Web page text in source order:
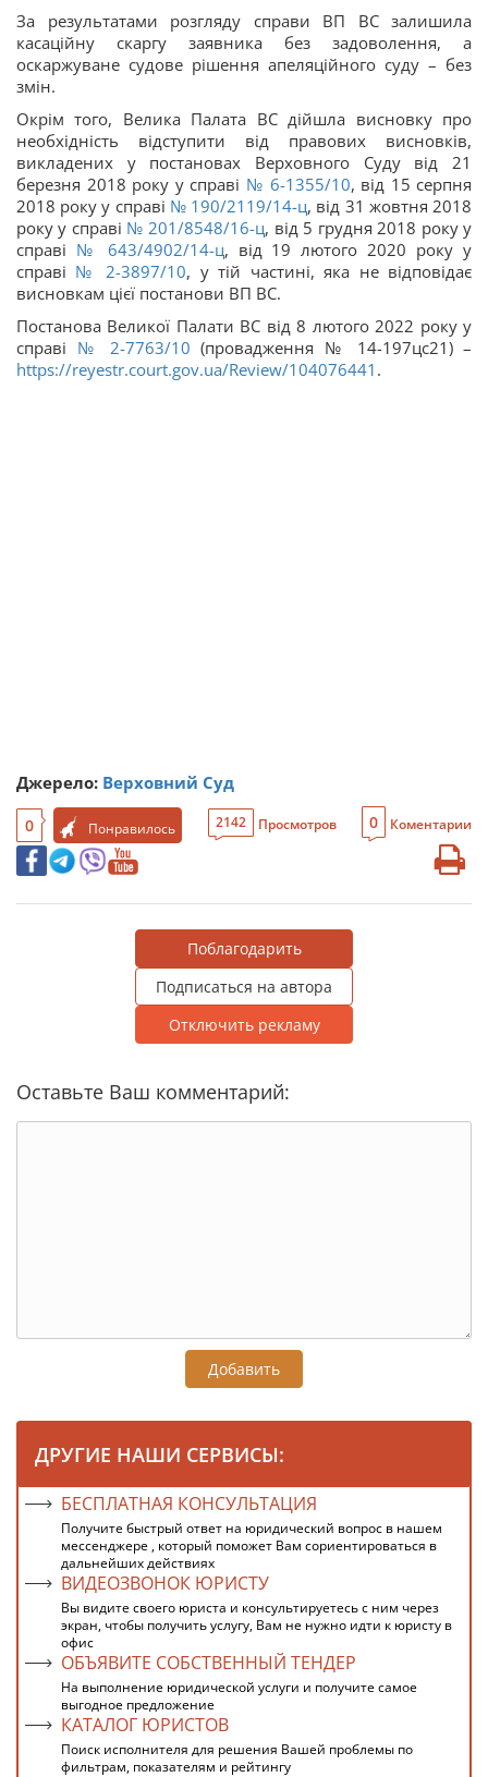
За результатами розгляду справи ВП ВС залишила
касаційну скаргу заявника без задоволення, а
оскаржуване судове рішення апеляційного суду – без
змін.
Окрім того, Велика Палата ВС дійшла висновку про
необхідність відступити від правових висновків,
викладених у постановах Верховного Суду від 21
березня 2018 року у справі № 6-1355/10, від 15 серпня
2018 року у справі № 190/2119/14-ц, від 31 жовтня 2018
року у справі № 201/8548/16-ц, від 5 грудня 2018 року у
справі № 643/4902/14-ц, від 19 лютого 2020 року у
справі № 2-3897/10, у тій частині, яка не відповідає
висновкам цієї постанови ВП ВС.
Постанова Великої Палати ВС від 8 лютого 2022 року у
справі № 2-7763/10 (провадження № 14-197цс21) –
https://reyestr.court.gov.ua/Review/104076441 .
Джерело: Верховний Суд
0 Понравилось 2142 Просмотров 0 Коментарии
Поблагодарить
Подписаться на автора
Отключить рекламу
Оставьте Ваш комментарий:
Добавить
ДРУГИЕ НАШИ СЕРВИСЫ:
БЕСПЛАТНАЯ КОНСУЛЬТАЦИЯ
Получите быстрый ответ на юридический вопрос в нашем
мессенджере , который поможет Вам сориентироваться в
дальнейших действиях
ВИДЕОЗВОНОК ЮРИСТУ
Вы видите своего юриста и консультируетесь с ним через
экран, чтобы получить услугу, Вам не нужно идти к юристу в
офис
ОБЪЯВИТЕ СОБСТВЕННЫЙ ТЕНДЕР
На выполнение юридической услуги и получите самое
выгодное предложение
КАТАЛОГ ЮРИСТОВ
Поиск исполнителя для решения Вашей проблемы по
фильтрам, показателям и рейтингу